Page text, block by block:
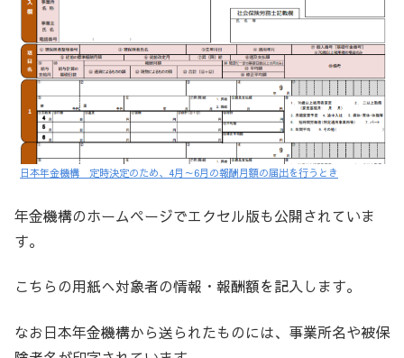
日本年金機構 定時決定のため、4月～6月の報酬月額の届出を行うとき
年金機構のホームページでエクセル版も公開されていま
す。
こちらの用紙へ対象者の情報・報酬額を記入します。
なお日本年金機構から送られたものには、事業所名や被保